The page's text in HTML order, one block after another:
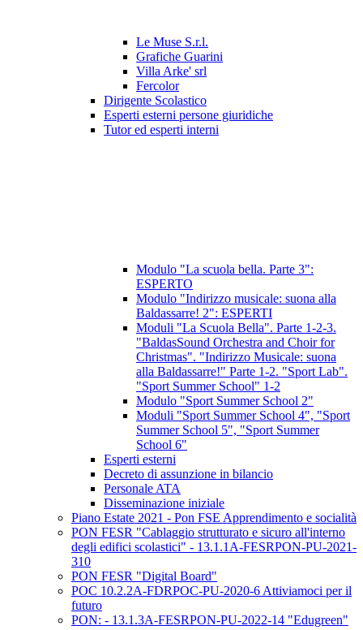
Le Muse S.r.l.
Grafiche Guarini
Villa Arke' srl
Fercolor
Dirigente Scolastico
Esperti esterni persone giuridiche
Tutor ed esperti interni
Modulo "La scuola bella. Parte 3":
ESPERTO
Modulo "Indirizzo musicale: suona alla
Baldassarre! 2": ESPERTI
Moduli "La Scuola Bella". Parte 1-2-3.
"BaldasSound Orchestra and Choir for
Christmas". "Indirizzo Musicale: suona
alla Baldassarre!" Parte 1-2. "Sport Lab".
"Sport Summer School" 1-2
Modulo "Sport Summer School 2"
Moduli "Sport Summer School 4", "Sport
Summer School 5", "Sport Summer
School 6"
Esperti esterni
Decreto di assunzione in bilancio
Personale ATA
Disseminazione iniziale
Piano Estate 2021 - Pon FSE Apprendimento e socialità
PON FESR "Cablaggio strutturato e sicuro all'interno
degli edifici scolastici" - 13.1.1A-FESRPON-PU-2021-
310
PON FESR "Digital Board"
POC 10.2.2A-FDRPOC-PU-2020-6 Attiviamoci per il
futuro
PON: - 13.1.3A-FESRPON-PU-2022-14 "Edugreen"